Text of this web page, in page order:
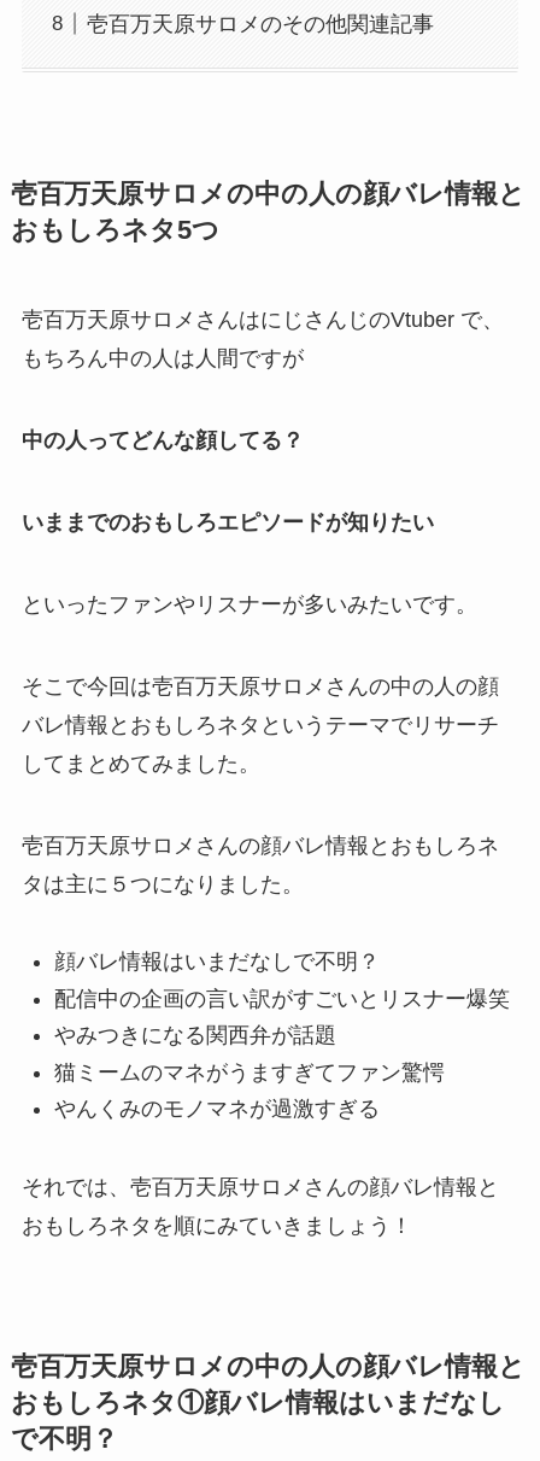
壱百万天原サロメのその他関連記事
壱百万天原サロメの中の人の顔バレ情報と
おもしろネタ5つ
壱百万天原サロメさんはにじさんじのVtuber で、
もちろん中の人は人間ですが
中の人ってどんな顔してる？
いままでのおもしろエピソードが知りたい
といったファンやリスナーが多いみたいです。
そこで今回は壱百万天原サロメさんの中の人の顔
バレ情報とおもしろネタ というテーマでリサーチ
してまとめてみました。
壱百万天原サロメさんの顔バレ情報とおもしろネ
タは主に ５つになりました。
顔バレ情報はいまだなしで不明？
配信中の企画の言い訳がすごいとリスナー爆笑
やみつきになる関西弁が話題
猫ミームのマネがうますぎてファン驚愕
やんくみのモノマネが過激すぎる
それでは、壱百万天原サロメさんの顔バレ情報と
おもしろネタを順にみていきましょう！
壱百万天原サロメの中の人の顔バレ情報と
おもしろネタ①顔バレ情報はいまだなし
で不明？